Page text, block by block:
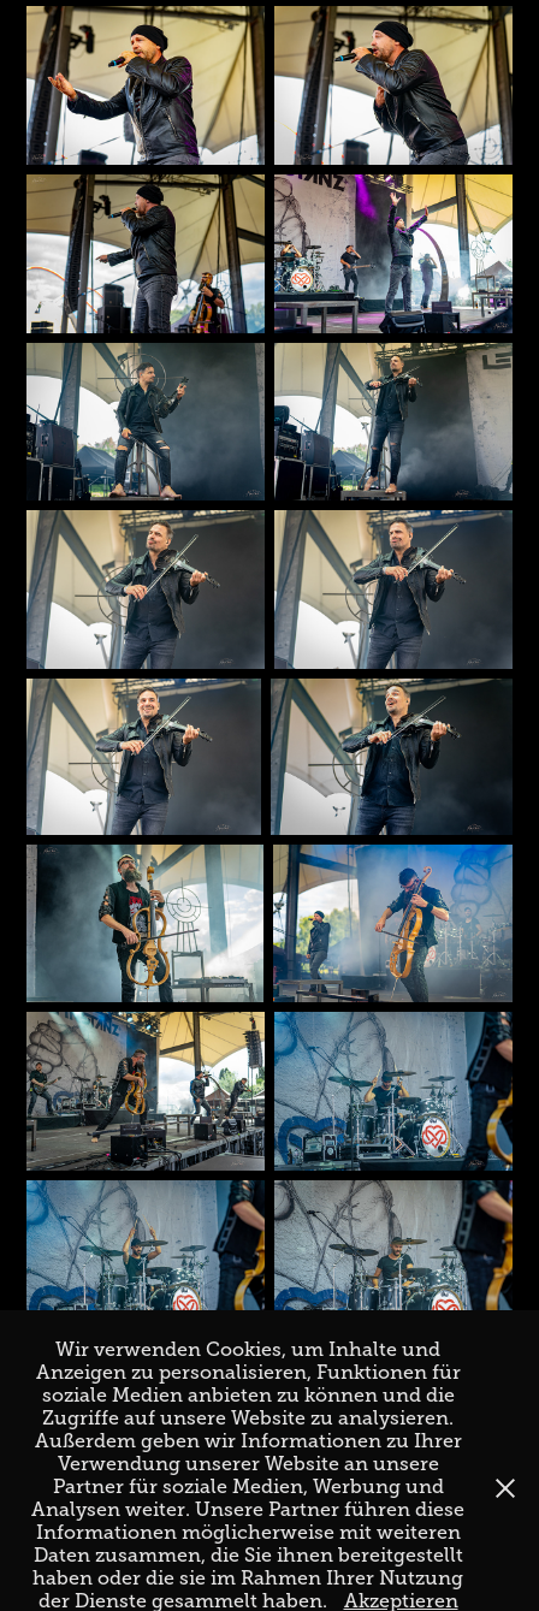
↑ Back to Top
Wir verwenden Cookies, um Inhalte und
Anzeigen zu personalisieren, Funktionen für
soziale Medien anbieten zu können und die
Zugriffe auf unsere Website zu analysieren.
Außerdem geben wir Informationen zu Ihrer
Verwendung unserer Website an unsere
Partner für soziale Medien, Werbung und
Analysen weiter. Unsere Partner führen diese
Informationen möglicherweise mit weiteren
Daten zusammen, die Sie ihnen bereitgestellt
haben oder die sie im Rahmen Ihrer Nutzung
der Dienste gesammelt haben.
Akzeptieren